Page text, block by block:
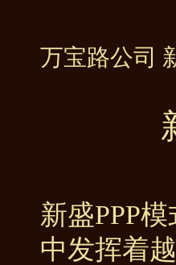
万宝路公司
新盛PPP
中发挥着